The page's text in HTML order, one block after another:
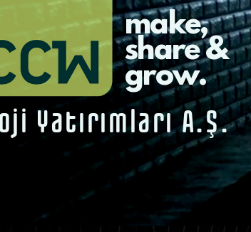
Yatırımları A.Ş.
make,
share &
grow.